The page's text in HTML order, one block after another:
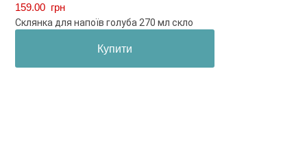
159.00 грн
Склянка для напоїв голуба 270 мл скло
Купити